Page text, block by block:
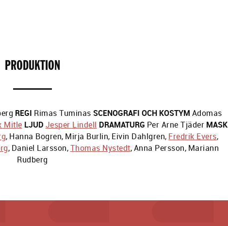
PRODUKTION
REGI Rimas Tuminas SCENOGRAFI OCH KOSTYM Adomas
Mitle LJUD Jesper Lindell DRAMATURG Per Arne Tjäder MASK
, Hanna Bogren, Mirja Burlin, Eivin Dahlgren, Fredrik Evers,
, Daniel Larsson,Thomas Nystedt,Anna Persson, Mariann
Rudberg